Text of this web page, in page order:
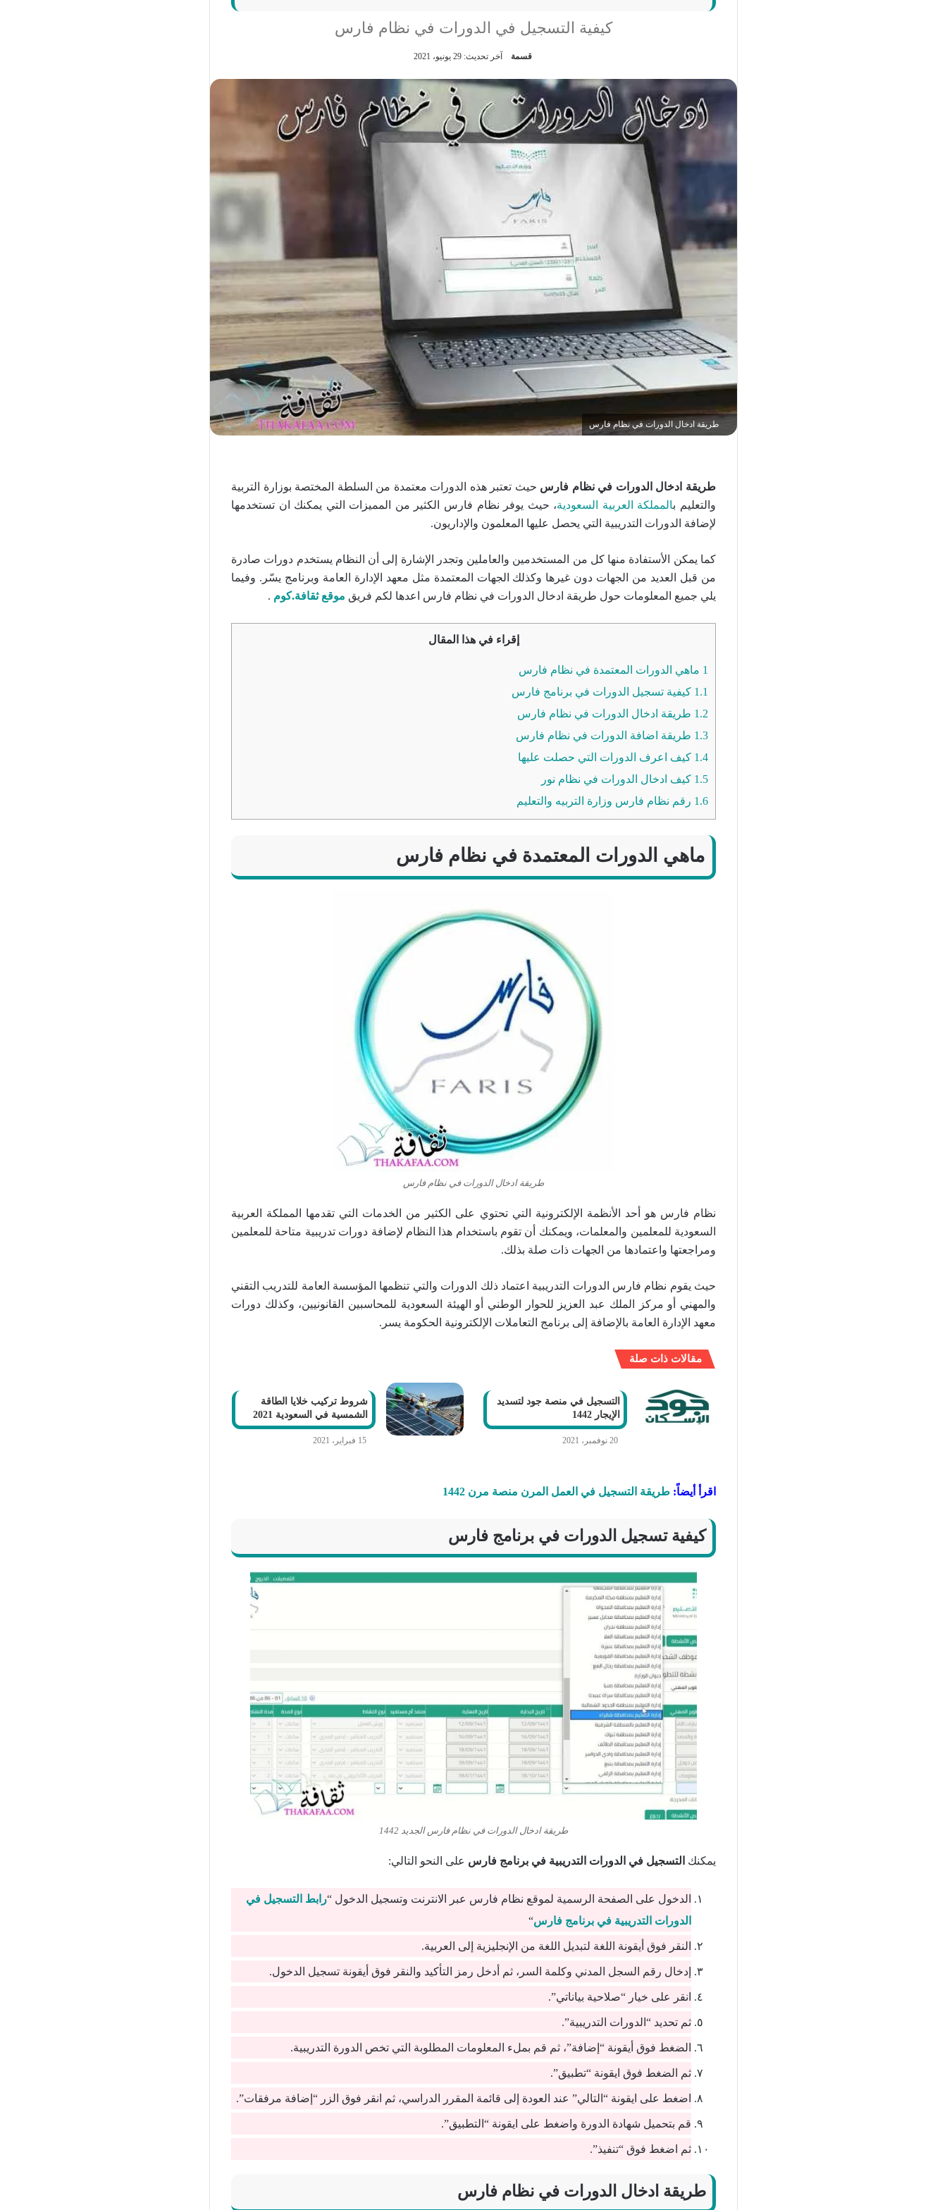
كيفية التسجيل في الدورات في نظام فارس
قسمة آخر تحديث: 29 يونيو، 2021
طريقة ادخال الدورات في نظام فارس
طريقة ادخال الدورات في نظام فارس حيث تعتبر هذه الدورات معتمدة من السلطة المختصة بوزارة التربية
والتعليم بالمملكة العربية السعودية، حيث يوفر نظام فارس الكثير من المميزات التي يمكنك ان تستخدمها
لإضافة الدورات التدريبية التي يحصل عليها المعلمون والإداريون.
كما يمكن الأستفادة منها كل من المستخدمين والعاملين وتجدر الإشارة إلى أن النظام يستخدم دورات صادرة
من قبل العديد من الجهات دون غيرها وكذلك الجهات المعتمدة مثل معهد الإدارة العامة وبرنامج يسّر. وفيما
يلي جميع المعلومات حول طريقة ادخال الدورات في نظام فارس اعدها لكم فريق موقع ثقافة.كوم .
إقراء في هذا المقال
1 ماهي الدورات المعتمدة في نظام فارس
1.1 كيفية تسجيل الدورات في برنامج فارس
1.2 طريقة ادخال الدورات في نظام فارس
1.3 طريقة اضافة الدورات في نظام فارس
1.4 كيف اعرف الدورات التي حصلت عليها
1.5 كيف ادخال الدورات في نظام نور
1.6 رقم نظام فارس وزارة التربيه والتعليم
ماهي الدورات المعتمدة في نظام فارس
طريقة ادخال الدورات في نظام فارس
نظام فارس هو أحد الأنظمة الإلكترونية التي تحتوي على الكثير من الخدمات التي تقدمها المملكة العربية
السعودية للمعلمين والمعلمات، ويمكنك أن تقوم باستخدام هذا النظام لإضافة دورات تدريبية متاحة للمعلمين
ومراجعتها واعتمادها من الجهات ذات صلة بذلك.
حيث يقوم نظام فارس الدورات التدريبية اعتماد ذلك الدورات والتي تنظمها المؤسسة العامة للتدريب التقني
والمهني أو مركز الملك عبد العزيز للحوار الوطني أو الهيئة السعودية للمحاسبين القانونيين، وكذلك دورات
معهد الإدارة العامة بالإضافة إلى برنامج التعاملات الإلكترونية الحكومة يسر.
مقالات ذات صلة
التسجيل في منصة جود لتسديد
الإيجار 1442
20 نوفمبر، 2021
شروط تركيب خلايا الطاقة
الشمسية في السعودية 2021
15 فبراير، 2021
اقرأ أيضاً: طريقة التسجيل في العمل المرن منصة مرن 1442
كيفية تسجيل الدورات في برنامج فارس
طريقة ادخال الدورات في نظام فارس الجديد 1442
يمكنك التسجيل في الدورات التدريبية في برنامج فارس على النحو التالي:
الدخول على الصفحة الرسمية لموقع نظام فارس عبر الانترنت وتسجيل الدخول “رابط التسجيل في
الدورات التدريبية في برنامج فارس“
النقر فوق أيقونة اللغة لتبديل اللغة من الإنجليزية إلى العربية.
إدخال رقم السجل المدني وكلمة السر، ثم أدخل رمز التأكيد والنقر فوق أيقونة تسجيل الدخول.
انقر على خيار “صلاحية بياناتي”.
ثم تحديد “الدورات التدريبية”.
الضغط فوق أيقونة “إضافة”، ثم قم بملء المعلومات المطلوبة التي تخص الدورة التدريبية.
ثم الضغط فوق ايقونة “تطبيق”.
اضغط على ايقونة “التالي” عند العودة إلى قائمة المقرر الدراسي، ثم انقر فوق الزر “إضافة مرفقات”.
قم بتحميل شهادة الدورة واضغط على ايقونة “التطبيق”.
ثم اضغط فوق “تنفيذ”.
طريقة ادخال الدورات في نظام فارس